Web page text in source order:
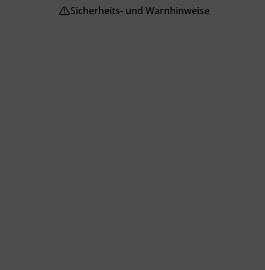
Sicherheits- und Warnhinweise